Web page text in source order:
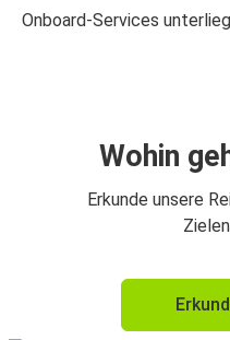
Onboard-Services
Wohin
Erkunde unsere